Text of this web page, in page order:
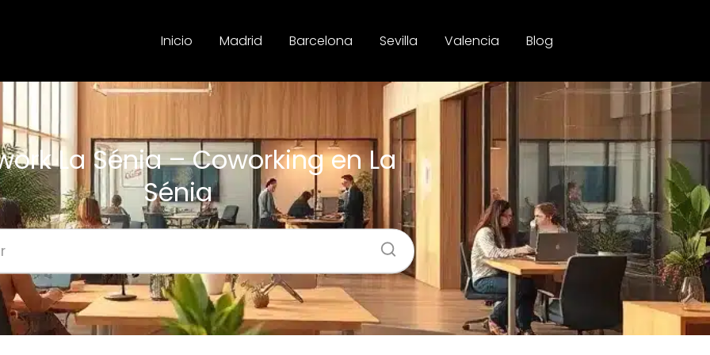
Inicio Madrid Barcelona Sevilla Valencia Blog
La Sénia – Coworking en La
Sénia